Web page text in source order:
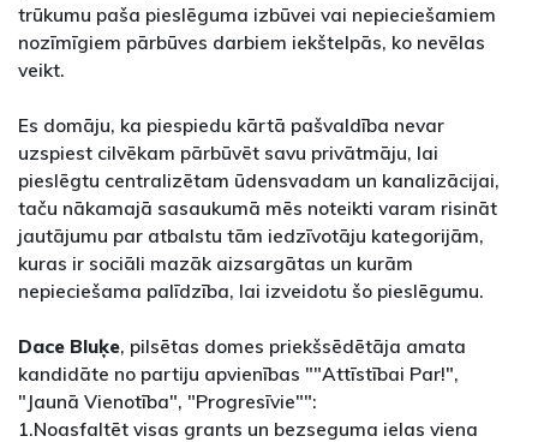
trūkumu paša pieslēguma izbūvei vai nepieciešamiem
nozīmīgiem pārbūves darbiem iekštelpās, ko nevēlas
veikt.
Es domāju, ka piespiedu kārtā pašvaldība nevar
uzspiest cilvēkam pārbūvēt savu privātmāju, lai
pieslēgtu centralizētam ūdensvadam un kanalizācijai,
taču nākamajā sasaukumā mēs noteikti varam risināt
jautājumu par atbalstu tām iedzīvotāju kategorijām,
kuras ir sociāli mazāk aizsargātas un kurām
nepieciešama palīdzība, lai izveidotu šo pieslēgumu.
Dace Bluķe, pilsētas domes priekšsēdētāja amata
kandidāte no partiju apvienības ""Attīstībai Par!",
"Jaunā Vienotība", "Progresīvie"":
1.Noasfaltēt visas grants un bezseguma ielas viena